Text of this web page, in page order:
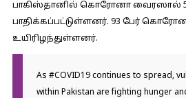
பாகிஸ்தானில் கொரோனா வைரஸால்
பாதிக்கப்பட்டுள்ளனர். 93 பேர்
உயிரிழந்துள்ளனர்.
As #COVID19continues to spread,
within Pakistan are fighting hunger